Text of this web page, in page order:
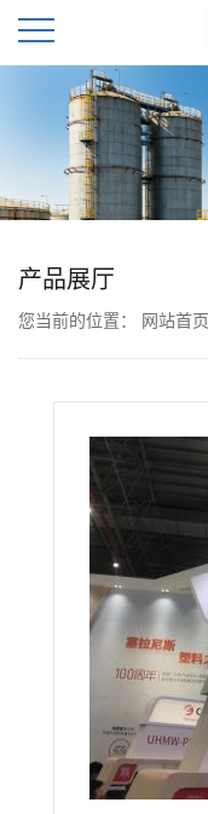
首
页
公
产品展厅
您当前的位置： 网站首页